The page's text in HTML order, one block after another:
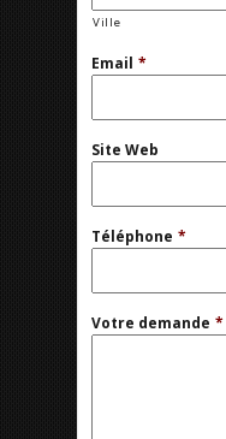
Ville
Email *
Site Web
Téléphone *
Votre demande *